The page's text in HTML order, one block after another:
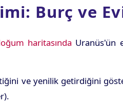
Burç ve
haritasında Uranüs'ün
ve yenilik getirdiğini